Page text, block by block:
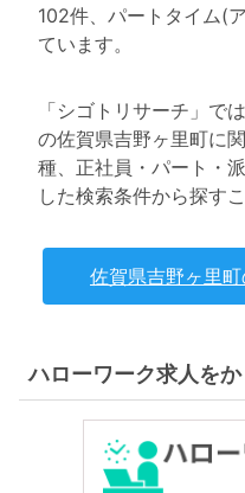
102件、パートタイム(
ています。
「シゴトリサーチ」で
の佐賀県吉野ヶ里町に
種、正社員・パート・
した検索条件から探す
佐賀県吉野ヶ里
ハローワーク求人を